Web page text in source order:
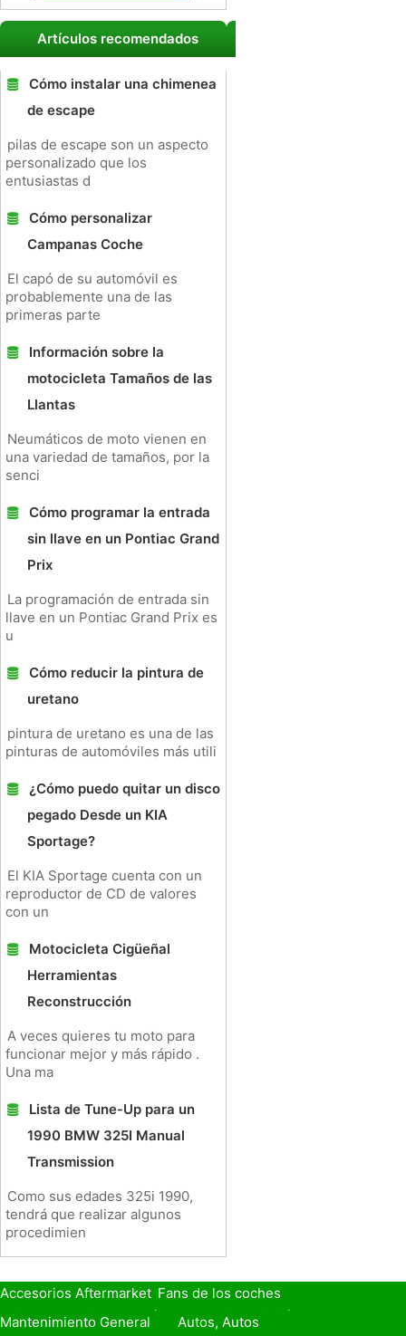
Artículos recomendados
Cómo instalar una chimenea
de escape
pilas de escape son un aspecto
personalizado que los
entusiastas d
Cómo personalizar
Campanas Coche
El capó de su automóvil es
probablemente una de las
primeras parte
Información sobre la
motocicleta Tamaños de las
Llantas
Neumáticos de moto vienen en
una variedad de tamaños, por la
senci
Cómo programar la entrada
sin llave en un Pontiac Grand
Prix
La programación de entrada sin
llave en un Pontiac Grand Prix es
u
Cómo reducir la pintura de
uretano
pintura de uretano es una de las
pinturas de automóviles más utili
¿Cómo puedo quitar un disco
pegado Desde un KIA
Sportage?
El KIA Sportage cuenta con un
reproductor de CD de valores
con un
Motocicleta Cigüeñal
Herramientas
Reconstrucción
A veces quieres tu moto para
funcionar mejor y más rápido .
Una ma
Lista de Tune-Up para un
1990 BMW 325I Manual
Transmission
Como sus edades 325i 1990,
tendrá que realizar algunos
procedimien
Accesorios Aftermarket Fans de los coches
Seguro de Coche
Préstamos y Financiación
Mantenimiento General Autos, Autos